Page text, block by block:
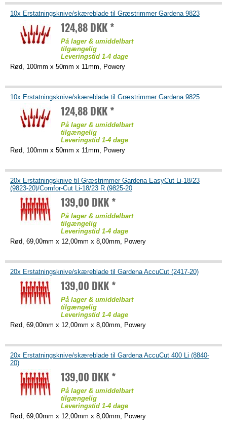
10x Erstatningsknive/skæreblade til Græstrimmer Gardena 9823
124,88 DKK *
På lager & umiddelbart
tilgængelig
Leveringstid 1-4 dage
Rød, 100mm x 50mm x 11mm, Powery
10x Erstatningsknive/skæreblade til Græstrimmer Gardena 9825
124,88 DKK *
På lager & umiddelbart
tilgængelig
Leveringstid 1-4 dage
Rød, 100mm x 50mm x 11mm, Powery
20x Erstatningsknive til Græstrimmer Gardena EasyCut Li-18/23
(9823-20)/Comfor-Cut Li-18/23 R (9825-20
139,00 DKK *
På lager & umiddelbart
tilgængelig
Leveringstid 1-4 dage
Rød, 69,00mm x 12,00mm x 8,00mm, Powery
20x Erstatningsknive/skæreblade til Gardena AccuCut (2417-20)
139,00 DKK *
På lager & umiddelbart
tilgængelig
Leveringstid 1-4 dage
Rød, 69,00mm x 12,00mm x 8,00mm, Powery
20x Erstatningsknive/skæreblade til Gardena AccuCut 400 Li (8840-
20)
139,00 DKK *
På lager & umiddelbart
tilgængelig
Leveringstid 1-4 dage
Rød, 69,00mm x 12,00mm x 8,00mm, Powery